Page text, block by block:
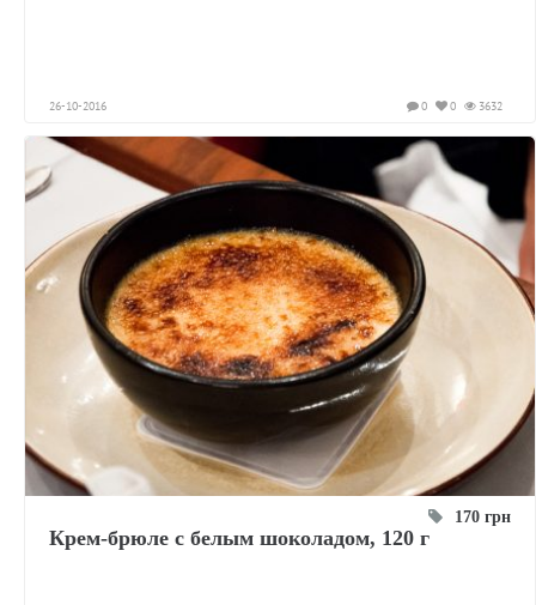
26-10-2016 3632
0
0
170 грн
Крем-брюле с белым шоколадом, 120 г